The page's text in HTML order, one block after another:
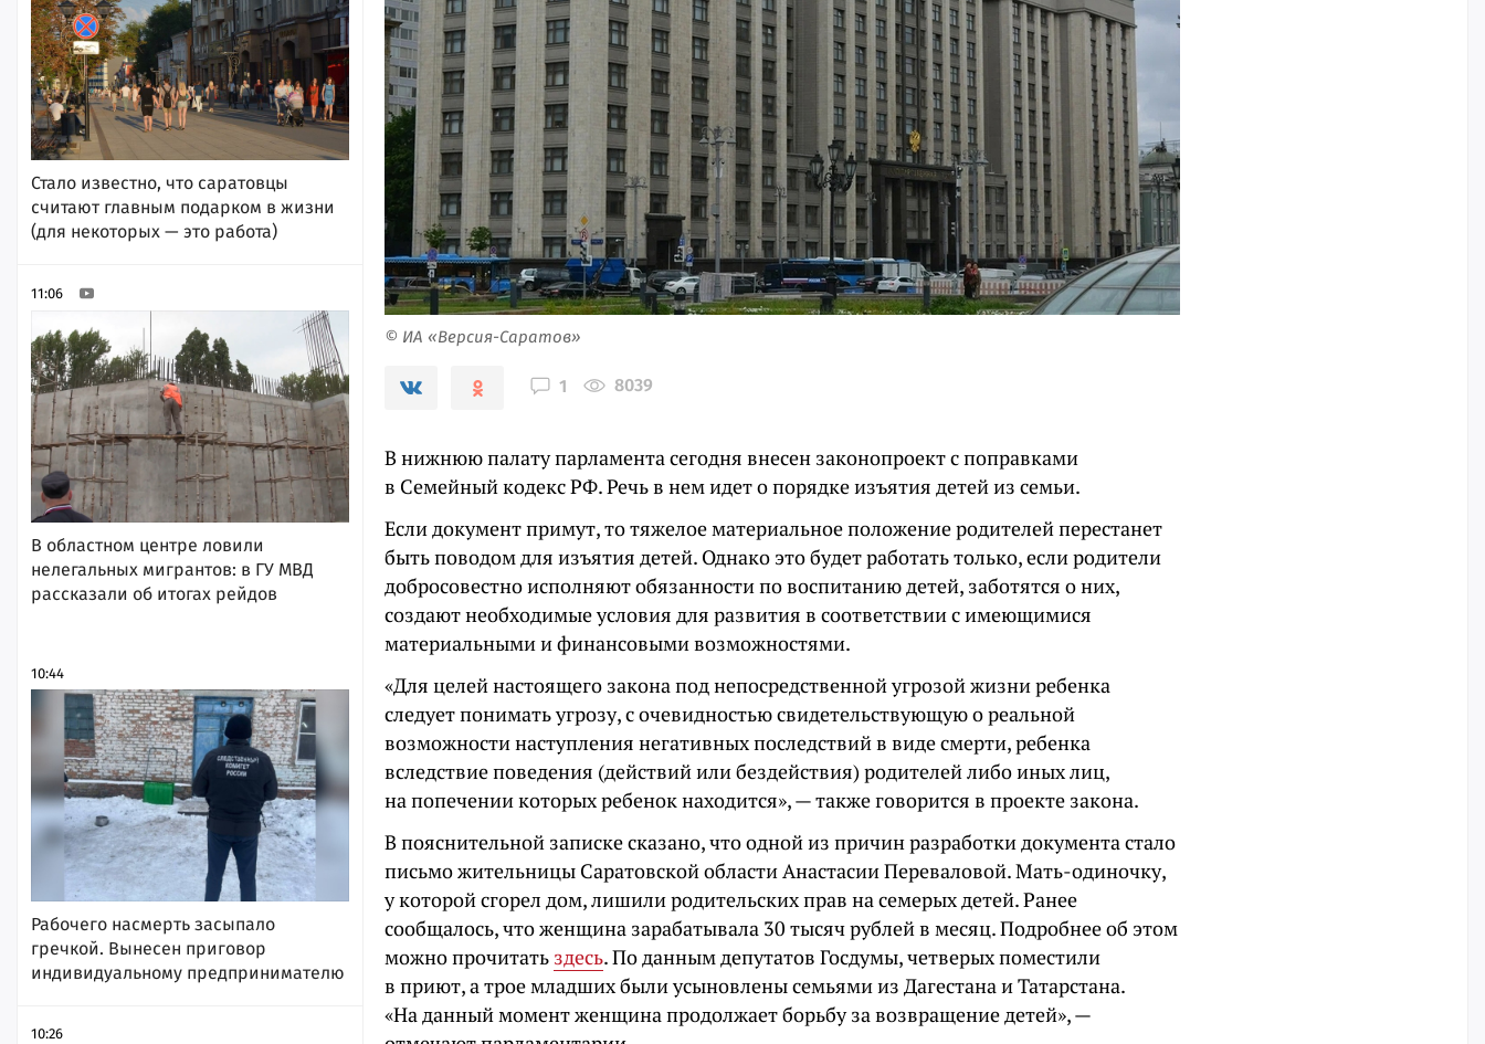
Стало известно, что саратовцы
считают главным подарком в жизни
(для некоторых — это работа)
11:06
В областном центре ловили
нелегальных мигрантов: в ГУ МВД
рассказали об итогах рейдов
10:44
Рабочего насмерть засыпало
гречкой. Вынесен приговор
индивидуальному предпринимателю
10:26
© ИА «Версия-Саратов»
1 8039
В нижнюю палату парламента сегодня внесен законопроект с поправками
в Семейный кодекс РФ. Речь в нем идет о порядке изъятия детей из семьи.
Если документ примут, то тяжелое материальное положение родителей перестанет
быть поводом для изъятия детей. Однако это будет работать только, если родители
добросовестно исполняют обязанности по воспитанию детей, заботятся о них,
создают необходимые условия для развития в соответствии с имеющимися
материальными и финансовыми возможностями.
«Для целей настоящего закона под непосредственной угрозой жизни ребенка
следует понимать угрозу, с очевидностью свидетельствующую о реальной
возможности наступления негативных последствий в виде смерти, ребенка
вследствие поведения (действий или бездействия) родителей либо иных лиц,
на попечении которых ребенок находится», — также говорится в проекте закона.
В пояснительной записке сказано, что одной из причин разработки документа стало
письмо жительницы Саратовской области Анастасии Переваловой. Мать-одиночку,
у которой сгорел дом, лишили родительских прав на семерых детей. Ранее
сообщалось, что женщина зарабатывала 30 тысяч рублей в месяц. Подробнее об этом
можно прочитать здесь. По данным депутатов Госдумы, четверых поместили
в приют, а трое младших были усыновлены семьями из Дагестана и Татарстана.
«На данный момент женщина продолжает борьбу за возвращение детей», —